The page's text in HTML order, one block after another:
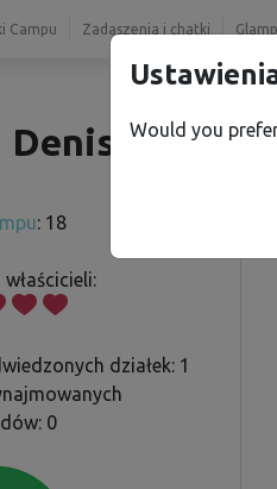
Campu Zadaszenia i chatki
Denisa B.
: 18
działek: 1
0
Would you